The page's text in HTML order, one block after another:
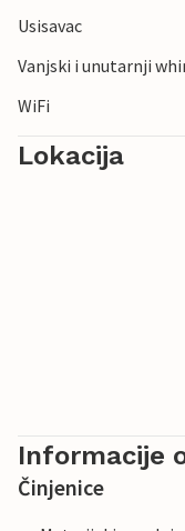
Usisavac
Vanjski i unutarnji
WiFi
Lokacija
Informacije
Činjenice